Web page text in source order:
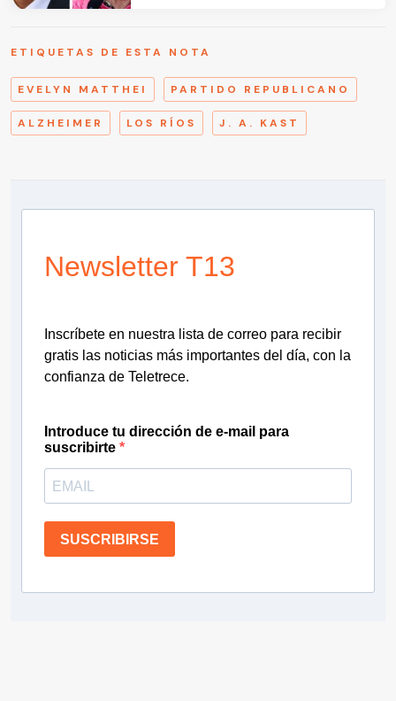
ETIQUETAS DE ESTA NOTA
EVELYN MATTHEI PARTIDO REPUBLICANO
ALZHEIMER LOS RÍOS J. A. KAST
Newsletter T13
Inscríbete en nuestra lista de correo para recibir
gratis las noticias más importantes del día, con la
confianza de Teletrece.
Introduce tu dirección de e-mail para
suscribirte
SUSCRIBIRSE